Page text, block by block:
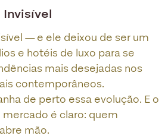
— e ele deixou de ser um
e hotéis de luxo para se
mais desejadas nos
contemporâneos.
de perto essa evolução. E o
é claro: quem
mão.